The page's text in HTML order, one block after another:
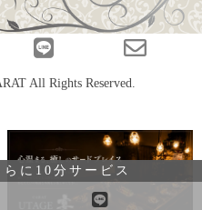
All Rights Reserved.
に10分サービス